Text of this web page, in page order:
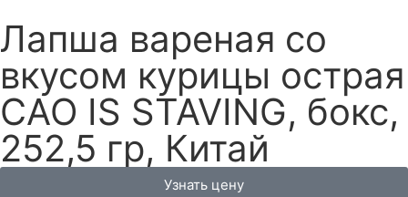
Лапша вареная со
вкусом курицы острая
CAO IS STAVING, бокс,
252,5 гр, Китай
Узнать цену